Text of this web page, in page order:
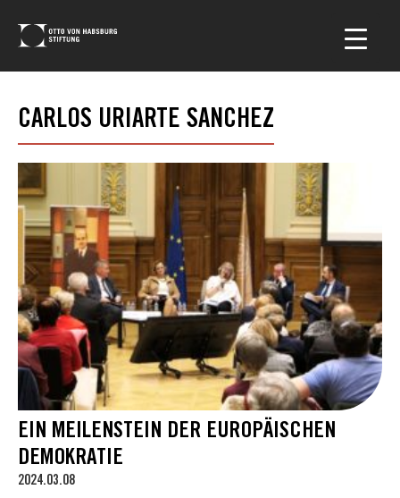
CARLOS URIARTE SANCHEZ
EIN MEILENSTEIN DER EUROPÄISCHEN
DEMOKRATIE
2024.03.08